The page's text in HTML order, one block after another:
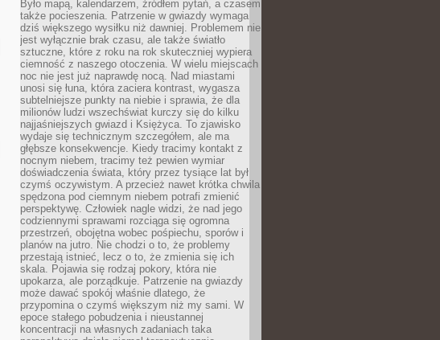
Było mapą, kalendarzem, źródłem pytań, a czasem
także pocieszenia. Patrzenie w gwiazdy wymaga
dziś większego wysiłku niż dawniej. Problemem nie
jest wyłącznie brak czasu, ale także światło
sztuczne, które z roku na rok skuteczniej wypiera
ciemność z naszego otoczenia. W wielu miejscach
noc nie jest już naprawdę nocą. Nad miastami
unosi się łuna, która zaciera kontrast, wygasza
subtelniejsze punkty na niebie i sprawia, że dla
milionów ludzi wszechświat kurczy się do kilku
najjaśniejszych gwiazd i Księżyca. To zjawisko
wydaje się technicznym szczegółem, ale ma
głębsze konsekwencje. Kiedy tracimy kontakt z
nocnym niebem, tracimy też pewien wymiar
doświadczenia świata, który przez tysiące lat był
czymś oczywistym. A przecież nawet krótka chwila
spędzona pod ciemnym niebem potrafi zmienić
perspektywę. Człowiek nagle widzi, że nad jego
codziennymi sprawami rozciąga się ogromna
przestrzeń, obojętna wobec pośpiechu, sporów i
planów na jutro. Nie chodzi o to, że problemy
przestają istnieć, lecz o to, że zmienia się ich
skala. Pojawia się rodzaj pokory, która nie
upokarza, ale porządkuje. Patrzenie na gwiazdy
może dawać spokój właśnie dlatego, że
przypomina o czymś większym niż my sami. W
epoce stałego pobudzenia i nieustannej
koncentracji na własnych zadaniach taka